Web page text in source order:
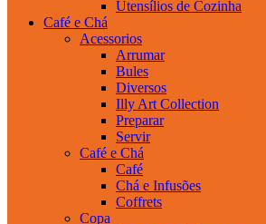
Utensílios de Cozinha
Café e Chá
Acessorios
Arrumar
Bules
Diversos
Illy Art Collection
Preparar
Servir
Café e Chá
Café
Chá e Infusões
Coffrets
Copa